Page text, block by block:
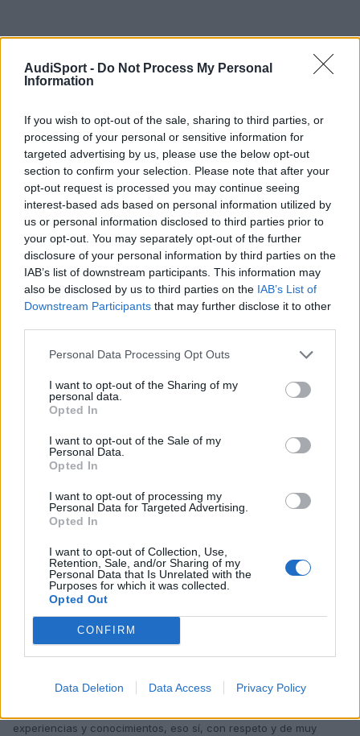
AudiSport - Do Not Process My Personal
Information
If you wish to opt-out of the sale, sharing to third parties, or
processing of your personal or sensitive information for
targeted advertising by us, please use the below opt-out
section to confirm your selection. Please note that after your
opt-out request is processed you may continue seeing
interest-based ads based on personal information utilized by
us or personal information disclosed to third parties prior to
your opt-out. You may separately opt-out of the further
disclosure of your personal information by third parties on the
IAB’s list of downstream participants. This information may
also be disclosed by us to third parties on the IAB’s List of
Downstream Participants that may further disclose it to other
Personal Data Processing Opt Outs
I want to opt-out of the Sharing of my
personal data.
Opted In
I want to opt-out of the Sale of my
Personal Data.
Opted In
I want to opt-out of processing my
Personal Data for Targeted Advertising.
Opted In
I want to opt-out of Collection, Use,
Retention, Sale, and/or Sharing of my
Personal Data that Is Unrelated with the
Purposes for which it was collected.
Opted Out
CONFIRM
Data Deletion Data Access Privacy Policy
RomuloTDI
Publicado27 de Marzo del 2019
Bienvenido , confiamos en verte mucho por aquí.
Un saludo desde Pontevedra.
Responder
susopampin
Hola, bienvenido a éste ya tu foro Rubén
Esos kilómetros no son tantos como para que esos interiores
sean tan ruidosos; otra cosa es que el coche no haya sido bien
tratado o fuera descuidado y ahora este en esas condiciones. Yo
comenzaría por averiguar de dónde proceden concretamente
esos ruidos, e intentaría ir solucionandolos poco a poco: Lo
mismo con el escape.
Disfruta también de todo lo que tenemos;
aquí tienen cabida
experiencias y conocimientos, eso sí, con respeto y de muy